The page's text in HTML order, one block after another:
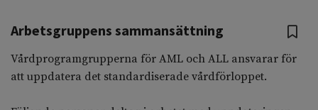
Arbetsgruppens sammansättning
Vårdprogramgrupperna för AML och ALL ansvarar för
att uppdatera det standardiserade vårdförloppet.